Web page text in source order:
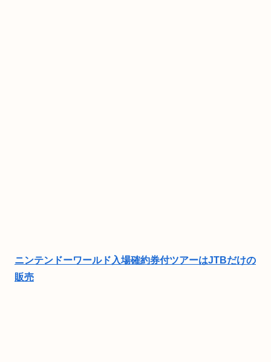
ニンテンドーワールド入場確約券付ツアーはJTBだけの
販売